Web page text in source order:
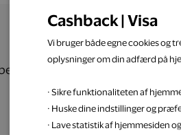
Cashback | Visa
Vi bruger både egne cookies og
oplysninger om din adfærd på
· Sikre funktionaliteten af
· Huske dine indstillinger og
· Lave statistik af hjemmesiden